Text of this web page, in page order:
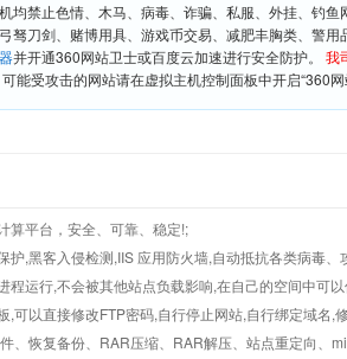
均禁止色情、木马、病毒、诈骗、私服、外挂、钓
驽刀剑、赌博用具、游戏币交易、减肥丰胸类、警
并开通360网站卫士或百度云加速进行安全防护。 我
能受攻击的网站请在虚拟主机控制面板中开启“360
算平台，安全、可靠、稳定!;
护,黑客入侵检测,IIS 应用防火墙,自动抵抗各类病毒、
程运行,不会被其他站点负载影响,在自己的空间中可
,可以直接修改FTP密码,自行停止网站,自行绑定域名,
、恢复备份、RAR压缩、RAR解压、站点重定向、